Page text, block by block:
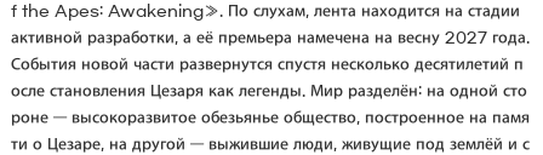
f the Apes: Awakening». По слухам, лента находится на стадии
активной разработки, а её премьера намечена на весну 2027 года.
События новой части развернутся спустя несколько десятилетий п
осле становления Цезаря как легенды. Мир разделён: на одной сто
роне — высокоразвитое обезьянье общество, построенное на памя
ти о Цезаре, на другой — выжившие люди, живущие под землёй и с